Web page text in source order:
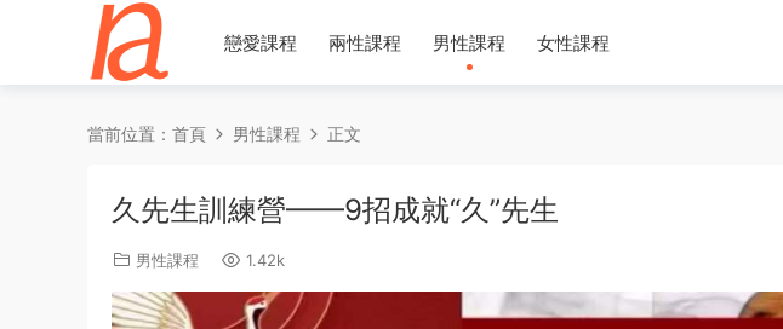
戀愛課程 兩性課程 男性課程 女性課程
當前位置： 首頁 男性課程 正文
久先生訓練營——9招成就“久”先生
男性課程 1.42k